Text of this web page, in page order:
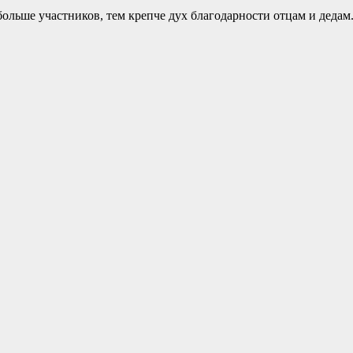
участников, тем крепче дух благодарности отцам и дедам.